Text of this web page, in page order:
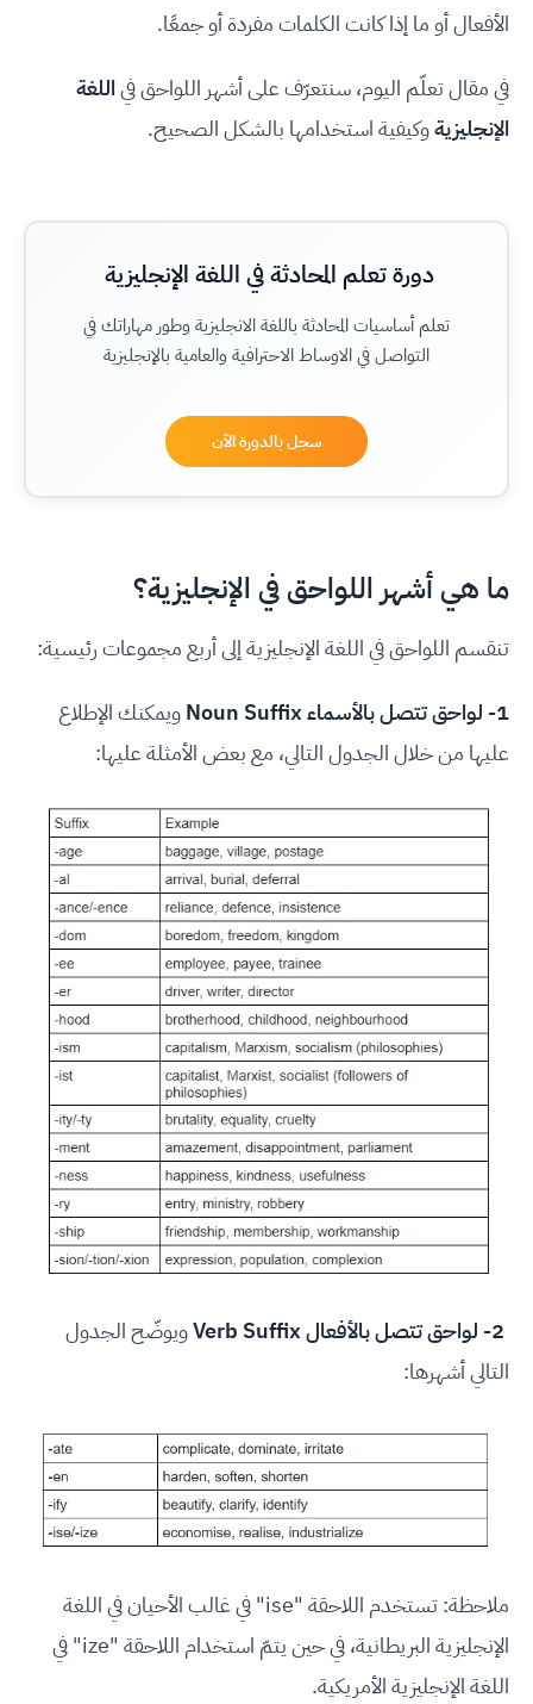
الأفعال أو ما إذا كانت الكلمات مفردة أو جمعًا.
في مقال تعلّم اليوم، سنتعرّف على أشهر اللواحق فياللغة
الإنجليزيةوكيفية استخدامها بالشكل الصحيح.
دورة تعلم المحادثة في اللغة الإنجليزية
تعلم أساسيات المحادثة باللغة الانجليزية وطور مهاراتك في
التواصل في الاوساط الاحترافية والعامية بالإنجليزية
سجل بالدورة الآن
ما هي أشهر اللواحق في الإنجليزية؟
تنقسم اللواحق في اللغة الإنجليزية إلى أربع مجموعات رئيسية:
1- لواحق تتصل بالأسماء Noun Suffix
ويمكنك الإطلاع
عليها من خلال الجدول التالي، مع بعض الأمثلة عليها:
ويوضّح الجدول
التالي أشهرها:
ملاحظة: تستخدم اللاحقة "ise" في غالب الأحيان في اللغة
الإنجليزية البريطانية، في حين يتمّ استخدام اللاحقة "ize" في
اللغة الإنجليزية الأمريكية.